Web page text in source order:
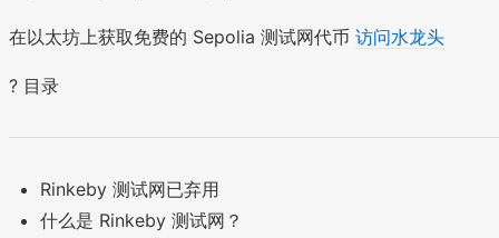
在以太坊上获取免费的 Sepolia 测试网代币 访问水龙头
? 目录
Rinkeby 测试网已弃用
什么是 Rinkeby 测试网？